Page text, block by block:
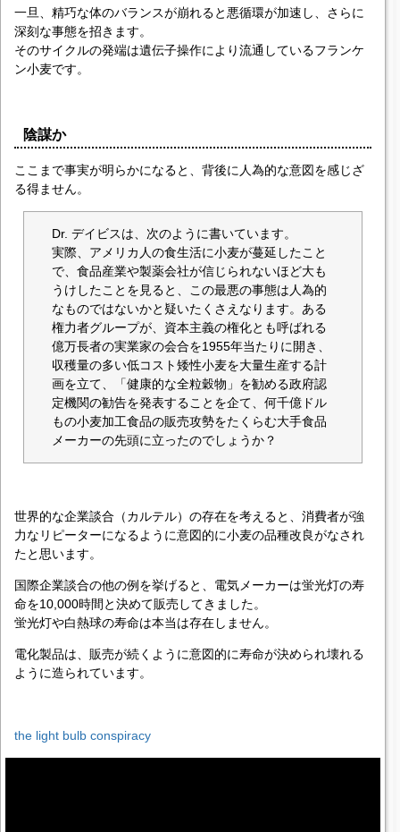
一旦、精巧な体のバランスが崩れると悪循環が加速し、さらに
深刻な事態を招きます。
そのサイクルの発端は遺伝子操作により流通しているフランケ
ン小麦です。
陰謀か
ここまで事実が明らかになると、背後に人為的な意図を感じざ
る得ません。
Dr. デイビスは、次のように書いています。
実際、アメリカ人の食生活に小麦が蔓延したこと
で、食品産業や製薬会社が信じられないほど大も
うけしたことを見ると、この最悪の事態は人為的
なものではないかと疑いたくさえなります。ある
権力者グループが、資本主義の権化とも呼ばれる
億万長者の実業家の会合を1955年当たりに開き、
収穫量の多い低コスト矮性小麦を大量生産する計
画を立て、「健康的な全粒穀物」を勧める政府認
定機関の勧告を発表することを企て、何千億ドル
もの小麦加工食品の販売攻勢をたくらむ大手食品
メーカーの先頭に立ったのでしょうか？
世界的な企業談合（カルテル）の存在を考えると、消費者が強
力なリピーターになるように意図的に小麦の品種改良がなされ
たと思います。
国際企業談合の他の例を挙げると、電気メーカーは蛍光灯の寿
命を10,000時間と決めて販売してきました。
蛍光灯や白熱球の寿命は本当は存在しません。
電化製品は、販売が続くように意図的に寿命が決められ壊れる
ように造られています。
the light bulb conspiracy